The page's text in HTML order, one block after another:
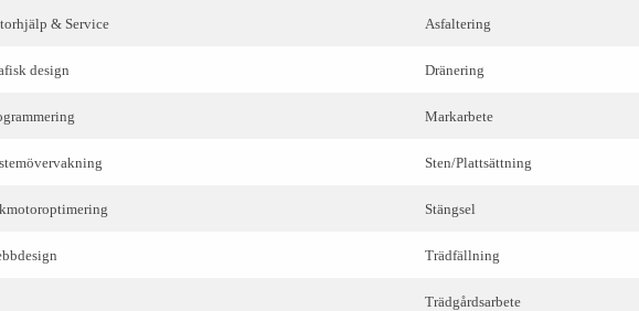
& Service Asfaltering
design Dränering
Markarbete
Sten/Plattsättning
Stängsel
Trädfällning
Trädgårdsarbete